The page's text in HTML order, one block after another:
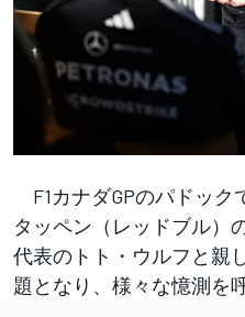
F1カナダGPのパドック
タッペン（レッドブル）
代表のトト・ウルフと親
題となり、様々な憶測を